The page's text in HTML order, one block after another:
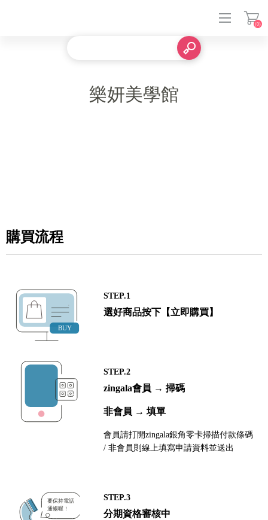
(0)
樂妍美學館
購買流程
STEP.1
選好商品按下【立即購買】
STEP.2
zingala會員 → 掃碼
非會員 → 填單
會員請打開zingala銀角零卡掃描付款條碼
/ 非會員則線上填寫申請資料並送出
STEP.3
分期資格審核中